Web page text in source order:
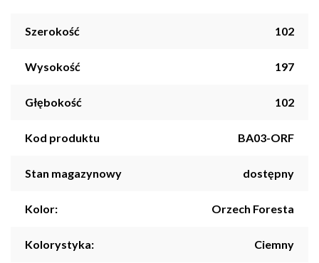
Szerokość 102
Wysokość 197
Głębokość 102
Kod produktu BA03-ORF
Stan magazynowy dostępny
Kolor: Orzech Foresta
Kolorystyka: Ciemny